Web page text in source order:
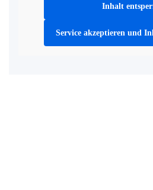
Inhalt
Service akzeptieren und